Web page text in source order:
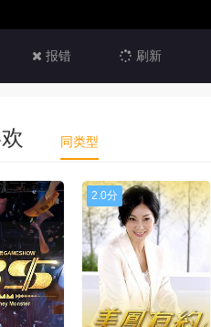
报错 刷新
同类型
2.0分